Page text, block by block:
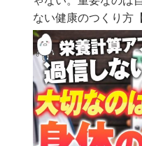
ない健康のつくり方